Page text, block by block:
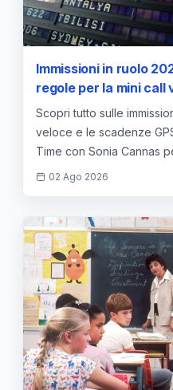
Immissioni in ruolo
regole per la mini call
GPS
Scopri tutto sulle
veloce e le scadenze
Time con Sonia Cannas
02 Ago 2026